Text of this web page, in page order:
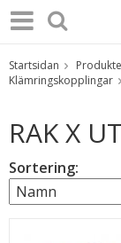
Startsidan
Klämringskopplingar
RAK X
Sortering: